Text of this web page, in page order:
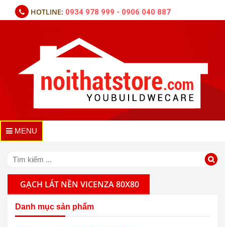
HOTLINE: 0934 978 999 - 0906 040 887
MENU
GẠCH LÁT NỀN VICENZA 80X80
Danh mục sản phẩm